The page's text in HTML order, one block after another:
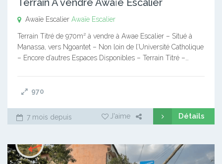
Awaïe Escalier Awaïe Escalier
Terrain Titré de 970m² à vendre à Awae Escalier – Situé à
Manassa, vers Ngoantet – Non loin de l’Université Catholique
– Encore d’autres Espaces Disponibles – Terrain Titré –…
970
7 mois depuis J'aime Détails